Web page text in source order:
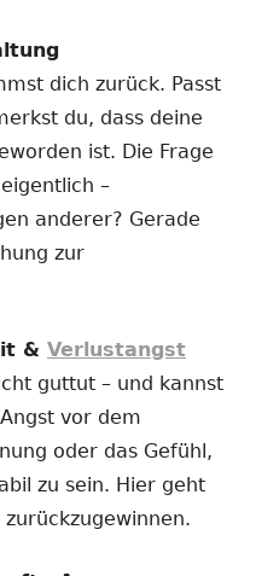
dich zurück. Passt
du, dass deine
ist. Die Frage
–
anderer? Gerade
zur
& Verlustangst
guttut – und kannst
vor dem
oder das Gefühl,
zu sein. Hier geht